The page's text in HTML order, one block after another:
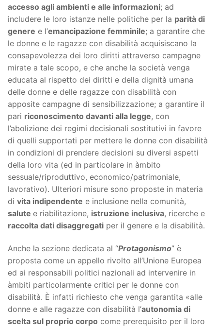
accesso agli ambienti e alle informazioni; ad
includere le loro istanze nelle politiche per la parità di
genere e l’emancipazione femminile; a garantire che
le donne e le ragazze con disabilità acquisiscano la
consapevolezza dei loro diritti attraverso campagne
mirate a tale scopo, e che anche la società venga
educata al rispetto dei diritti e della dignità umana
delle donne e delle ragazze con disabilità con
apposite campagne di sensibilizzazione; a garantire il
pari riconoscimento davanti alla legge, con
l’abolizione dei regimi decisionali sostitutivi in favore
di quelli supportati per mettere le donne con disabilità
in condizioni di prendere decisioni su diversi aspetti
della loro vita (ed in particolare in àmbito
sessuale/riproduttivo, economico/patrimoniale,
lavorativo). Ulteriori misure sono proposte in materia
di vita indipendente e inclusione nella comunità,
salute e riabilitazione, istruzione inclusiva, ricerche e
raccolta dati disaggregati per il genere e la disabilità.
Anche la sezione dedicata al “Protagonismo” è
proposta come un appello rivolto all’Unione Europea
ed ai responsabili politici nazionali ad intervenire in
àmbiti particolarmente critici per le donne con
disabilità. È infatti richiesto che venga garantita «alle
donne e alle ragazze con disabilità l’autonomia di
scelta sul proprio corpo come prerequisito per il loro